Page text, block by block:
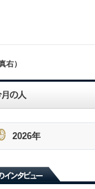
）
2026年